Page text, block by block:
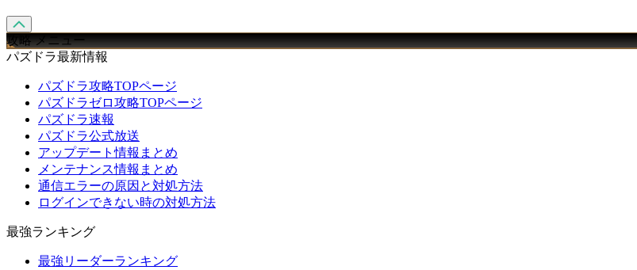
攻略 メニュー
パズドラ最新情報
パズドラ攻略TOPページ
パズドラゼロ攻略TOPページ
パズドラ速報
パズドラ公式放送
アップデート情報まとめ
メンテナンス情報まとめ
通信エラーの原因と対処方法
ログインできない時の対処方法
最強ランキング
最強リーダーランキング